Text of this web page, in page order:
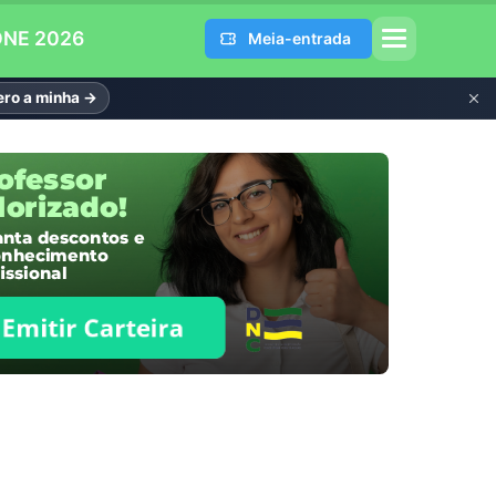
2026 Meia-entrada
a minha →